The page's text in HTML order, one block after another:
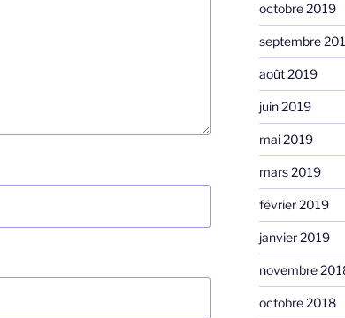
octobre 2019
septembre
août 2019
juin 2019
mai 2019
mars 2019
février 2019
janvier 2019
novembre
octobre 2018